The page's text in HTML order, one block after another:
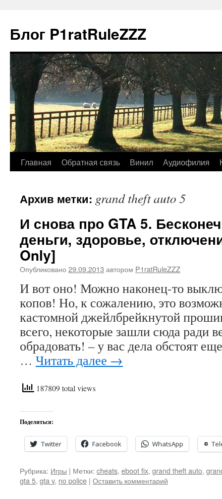
Блог P1ratRuleZZZ
Главная Обратная связь Винил Аудиофилия
Архив метки: grand theft auto 5
И снова про GTA 5.
деньги, здоровье,
Only]
Опубликовано 29.09.2013 автором P1ratRuleZZZ
И вот оно! Можно наконец-то
копов! Но, к сожалению, это
кастомной джейлбрейкнутой
всего, некоторые зашли сюда ради
обрадовать! – у вас дела обстоят
… Читать далее →
187809 total views
Поделиться:
Twitter Facebook WhatsApp
Рубрика: Игры | Метки: cheats, eboot fix, grand theft auto,
gta 5, gta v, no police | Оставить комментарий